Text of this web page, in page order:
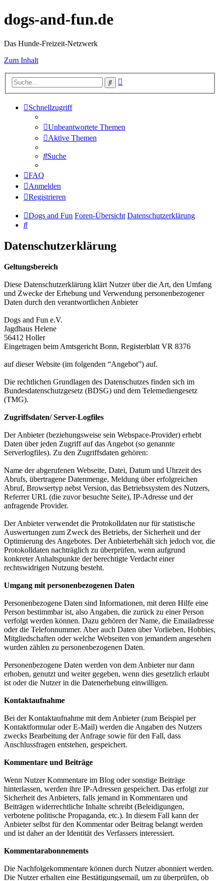
dogs-and-fun.de
Das Hunde-Freizeit-Netzwerk
Zum Inhalt
Suche
Schnellzugriff
Unbeantwortete Themen
Aktive Themen
Suche
FAQ
Anmelden
Registrieren
Dogs and Fun Foren-Übersicht Datenschutzerklärung
Suche
Datenschutzerklärung
Geltungsbereich
Diese Datenschutzerklärung klärt Nutzer über die Art, den Umfang
und Zwecke der Erhebung und Verwendung personenbezogener
Daten durch den verantwortlichen Anbieter
Dogs and Fun e.V.
Jagdhaus Helene
56412 Holler
Eingetragen beim Amtsgericht Bonn, Registerblatt VR 8376
auf dieser Website (im folgenden “Angebot”) auf.
Die rechtlichen Grundlagen des Datenschutzes finden sich im
Bundesdatenschutzgesetz (BDSG) und dem Telemediengesetz
(TMG).
Zugriffsdaten/ Server-Logfiles
Der Anbieter (beziehungsweise sein Webspace-Provider) erhebt
Daten über jeden Zugriff auf das Angebot (so genannte
Serverlogfiles). Zu den Zugriffsdaten gehören:
Name der abgerufenen Webseite, Datei, Datum und Uhrzeit des
Abrufs, übertragene Datenmenge, Meldung über erfolgreichen
Abruf, Browsertyp nebst Version, das Betriebssystem des Nutzers,
Referrer URL (die zuvor besuchte Seite), IP-Adresse und der
anfragende Provider.
Der Anbieter verwendet die Protokolldaten nur für statistische
Auswertungen zum Zweck des Betriebs, der Sicherheit und der
Optimierung des Angebotes. Der Anbieterbehält sich jedoch vor, die
Protokolldaten nachträglich zu überprüfen, wenn aufgrund
konkreter Anhaltspunkte der berechtigte Verdacht einer
rechtswidrigen Nutzung besteht.
Umgang mit personenbezogenen Daten
Personenbezogene Daten sind Informationen, mit deren Hilfe eine
Person bestimmbar ist, also Angaben, die zurück zu einer Person
verfolgt werden können. Dazu gehören der Name, die Emailadresse
oder die Telefonnummer. Aber auch Daten über Vorlieben, Hobbies,
Mitgliedschaften oder welche Webseiten von jemandem angesehen
wurden zählen zu personenbezogenen Daten.
Personenbezogene Daten werden von dem Anbieter nur dann
erhoben, genutzt und weiter gegeben, wenn dies gesetzlich erlaubt
ist oder die Nutzer in die Datenerhebung einwilligen.
Kontaktaufnahme
Bei der Kontaktaufnahme mit dem Anbieter (zum Beispiel per
Kontaktformular oder E-Mail) werden die Angaben des Nutzers
zwecks Bearbeitung der Anfrage sowie für den Fall, dass
Anschlussfragen entstehen, gespeichert.
Kommentare und Beiträge
Wenn Nutzer Kommentare im Blog oder sonstige Beiträge
hinterlassen, werden ihre IP-Adressen gespeichert. Das erfolgt zur
Sicherheit des Anbieters, falls jemand in Kommentaren und
Beiträgen widerrechtliche Inhalte schreibt (Beleidigungen,
verbotene politische Propaganda, etc.). In diesem Fall kann der
Anbieter selbst für den Kommentar oder Beitrag belangt werden
und ist daher an der Identität des Verfassers interessiert.
Kommentarabonnements
Die Nachfolgekommentare können durch Nutzer abonniert werden.
Die Nutzer erhalten eine Bestätigungsemail, um zu überprüfen, ob